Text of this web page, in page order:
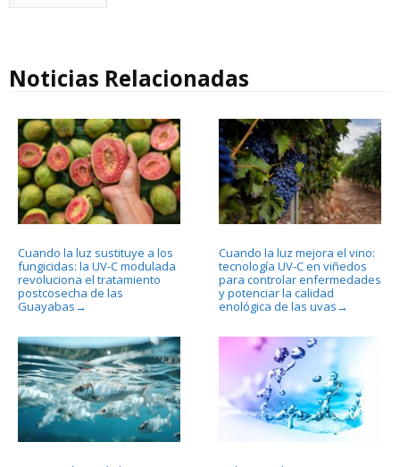
Noticias Relacionadas
Cuando la luz sustituye a los
fungicidas: la UV-C modulada
revoluciona el tratamiento
postcosecha de las
Guayabas →
Cuando la luz mejora el vino:
tecnología UV-C en viñedos
para controlar enfermedades
y potenciar la calidad
enológica de las uvas →